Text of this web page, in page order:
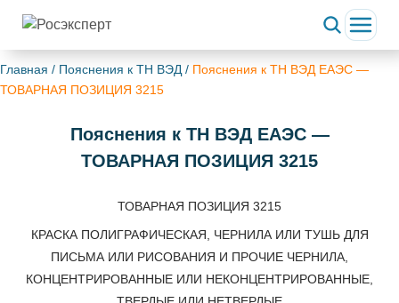
Главная / Пояснения к ТН ВЭД / Пояснения к ТН ВЭД ЕАЭС —
ТОВАРНАЯ ПОЗИЦИЯ 3215
Пояснения к ТН ВЭД ЕАЭС —
ТОВАРНАЯ ПОЗИЦИЯ 3215
ТОВАРНАЯ ПОЗИЦИЯ 3215
КРАСКА ПОЛИГРАФИЧЕСКАЯ, ЧЕРНИЛА ИЛИ ТУШЬ ДЛЯ
ПИСЬМА ИЛИ РИСОВАНИЯ И ПРОЧИЕ ЧЕРНИЛА,
КОНЦЕНТРИРОВАННЫЕ ИЛИ НЕКОНЦЕНТРИРОВАННЫЕ,